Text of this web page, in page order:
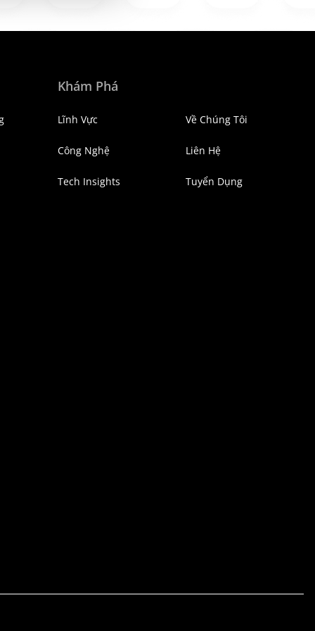
Khám Phá
Lĩnh Vực
Công Nghệ
Tech Insights
Về Chúng Tôi
Liên Hệ
Tuyển Dụng